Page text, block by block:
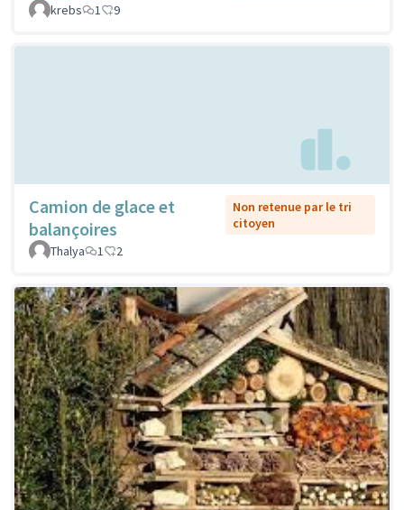
krebs
1 9
Camion de glace et
balançoires
Non retenue par le tri
citoyen
Thalya
1 2